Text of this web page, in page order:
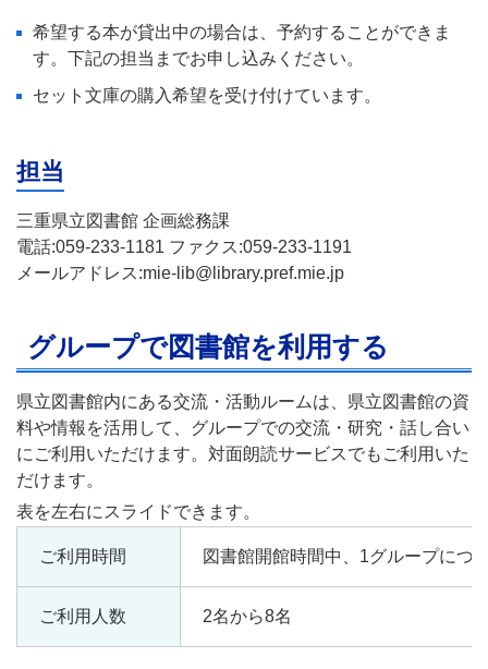
希望する本が貸出中の場合は、予約することができま
す。下記の担当までお申し込みください。
セット文庫の購入希望を受け付けています。
担当
三重県立図書館 企画総務課
電話:059-233-1181 ファクス:059-233-1191
メールアドレス:mie-lib@library.pref.mie.jp
グループで図書館を利用する
県立図書館内にある交流・活動ルームは、県立図書館の資
料や情報を活用して、グループでの交流・研究・話し合い
にご利用いただけます。対面朗読サービスでもご利用いた
だけます。
ご利用時間 図書館開館時間中、1グループにつ
ご利用人数 2名から8名